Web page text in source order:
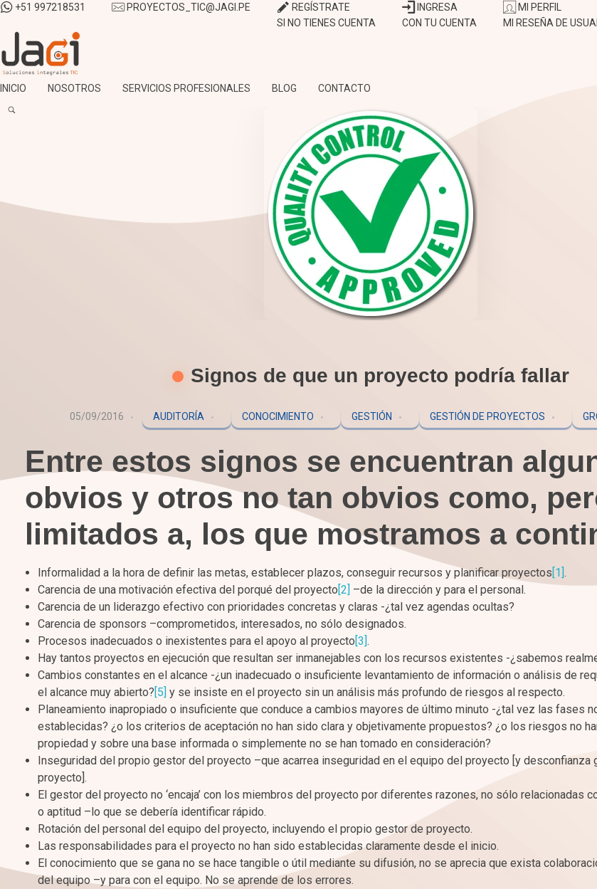
+51 997218531 PROYECTOS_TIC@JAGI.PE
REGÍSTRATE
SI NO TIENES CUENTA
INGRESA
CON TU CUENTA
MI PERFIL
MI RESEÑA DE
JAGI S.A.C.
Soluciones Integrales TIC
INICIO NOSOTROS SERVICIOS PROFESIONALES BLOG CONTACTO
Signos de que un proyecto podría fallar
05/09/2016 AUDITORÍA CONOCIMIENTO GESTIÓN GESTIÓN DE PROYECTOS
Entre estos signos se encuentran
obvios y otros no tan obvios como,
limitados a, los que mostramos a
Informalidad a la hora de definir las metas, establecer plazos, conseguir recursos y planificar proyectos[1].
Carencia de una motivación efectiva del porqué del proyecto[2] –de la dirección y para el personal.
Carencia de un liderazgo efectivo con prioridades concretas y claras -¿tal vez agendas ocultas?
Carencia de sponsors –comprometidos, interesados, no sólo designados.
Procesos inadecuados o inexistentes para el apoyo al proyecto[3].
Hay tantos proyectos en ejecución que resultan ser inmanejables con los recursos existentes -¿sabemos
Cambios constantes en el alcance -¿un inadecuado o insuficiente levantamiento de información o análisis de
el alcance muy abierto?[5] y se insiste en el proyecto sin un análisis más profundo de riesgos al respecto.
Planeamiento inapropiado o insuficiente que conduce a cambios mayores de último minuto -¿tal vez las fases
establecidas? ¿o los criterios de aceptación no han sido clara y objetivamente propuestos? ¿o los riesgos no
propiedad y sobre una base informada o simplemente no se han tomado en consideración?
Inseguridad del propio gestor del proyecto –que acarrea inseguridad en el equipo del proyecto [y desconfianza
proyecto].
El gestor del proyecto no ‘encaja’ con los miembros del proyecto por diferentes razones, no sólo relacionadas
o aptitud –lo que se debería identificar rápido.
Rotación del personal del equipo del proyecto, incluyendo el propio gestor de proyecto.
Las responsabilidades para el proyecto no han sido establecidas claramente desde el inicio.
El conocimiento que se gana no se hace tangible o útil mediante su difusión, no se aprecia que exista
del equipo –y para con el equipo. No se aprende de los errores.